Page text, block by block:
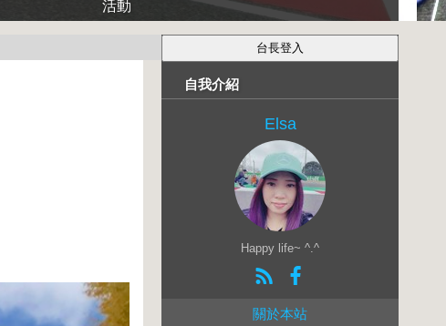
活動
自我介紹
Elsa
Happy life~ ^.^
關於本站